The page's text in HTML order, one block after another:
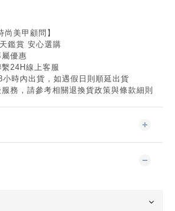
尚美甲顧問】
鑑賞 安心選購
優惠
24H線上客服
時內出貨，如遇假日則順延出貨
務，請參考相關退換貨政策與條款細則